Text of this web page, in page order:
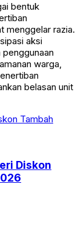
bentuk
menggelar razia.
aksi
warga,
belasan unit
Diskon